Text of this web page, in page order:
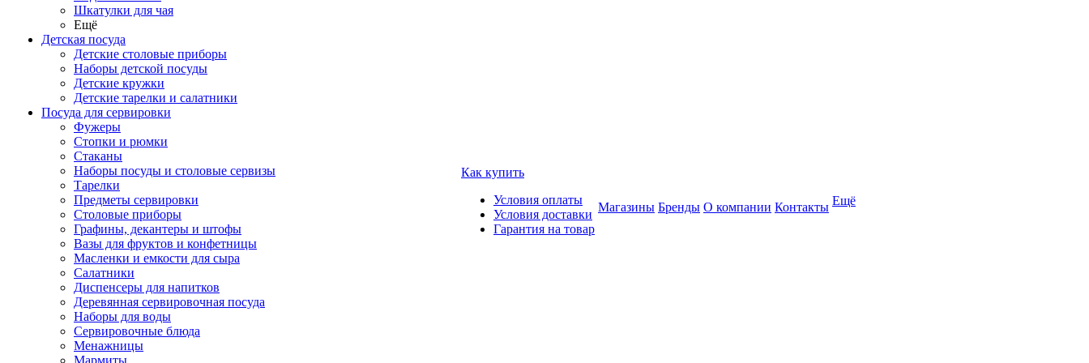
Шкатулки для чая
Ещё
Детская посуда
Детские столовые приборы
Наборы детской посуды
Детские кружки
Детские тарелки и салатники
Посуда для сервировки
Фужеры
Стопки и рюмки
Стаканы
Наборы посуды и столовые сервизы
Тарелки
Предметы сервировки
Столовые приборы
Графины, декантеры и штофы
Вазы для фруктов и конфетницы
Масленки и емкости для сыра
Салатники
Диспенсеры для напитков
Деревянная сервировочная посуда
Наборы для воды
Сервировочные блюда
Менажницы
Мармиты
Как купить
Условия оплаты
Условия доставки
Гарантия на товар
Магазины Бренды О компании Контакты Ещё